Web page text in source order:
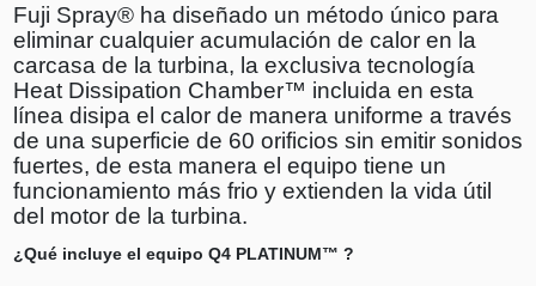
Fuji Spray® ha diseñado un método único para
eliminar cualquier acumulación de calor en la
carcasa de la turbina, la exclusiva tecnología
Heat Dissipation Chamber™ incluida en esta
línea disipa el calor de manera uniforme a través
de una superficie de 60 orificios sin emitir sonidos
fuertes, de esta manera el equipo tiene un
funcionamiento más frio y extienden la vida útil
del motor de la turbina.
¿Qué incluye el equipo Q4 PLATINUM™ ?